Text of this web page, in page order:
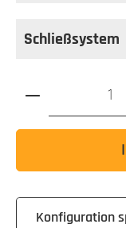
Schließsystem
Produkt Anzahl:
Konfiguration